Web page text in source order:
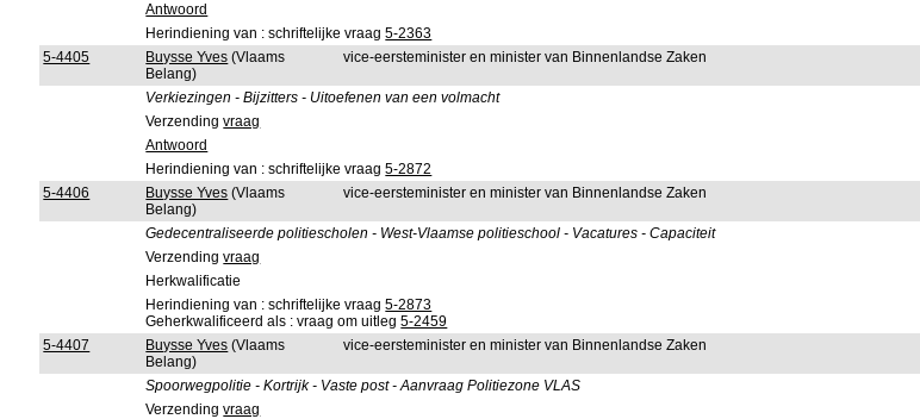
Antwoord
Herindiening van : schriftelijke vraag5-2363
5-4405
Buysse Yves (Vlaams
Belang)
vice-eersteminister en minister van Binnenlandse Zaken
Verkiezingen - Bijzitters - Uitoefenen van een volmacht
Verzendingvraag
Antwoord
Herindiening van : schriftelijke vraag5-2872
5-4406
Buysse Yves (Vlaams
Belang)
vice-eersteminister en minister van Binnenlandse Zaken
Gedecentraliseerde politiescholen - West-Vlaamse politieschool - Vacatures - Capaciteit
Verzendingvraag
Herkwalificatie
Herindiening van : schriftelijke vraag5-2873
Geherkwalificeerd als : vraag om uitleg5-2459
5-4407
Buysse Yves (Vlaams
Belang)
vice-eersteminister en minister van Binnenlandse Zaken
Spoorwegpolitie - Kortrijk - Vaste post - Aanvraag Politiezone VLAS
Verzendingvraag